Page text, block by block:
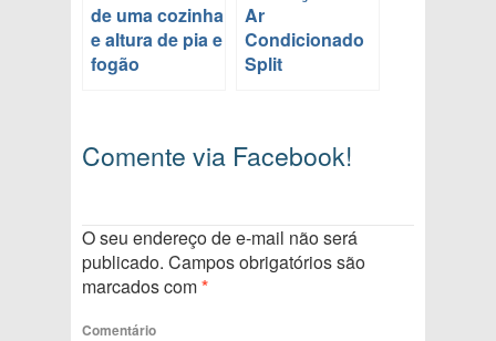
de uma cozinha
e altura de pia e
fogão
Ar
Condicionado
Split
Comente via Facebook!
O seu endereço de e-mail não será
publicado. Campos obrigatórios são
marcados com*
Comentário